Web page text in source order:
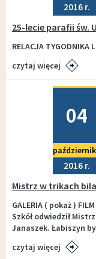
2016
RELACJA TYGODNIKA
czytaj więcej
04
2016
Mistrz w trikach
GALERIA ( pokaż )
Szkół odwiedził
Janaszek. Łabiszyn
czytaj więcej